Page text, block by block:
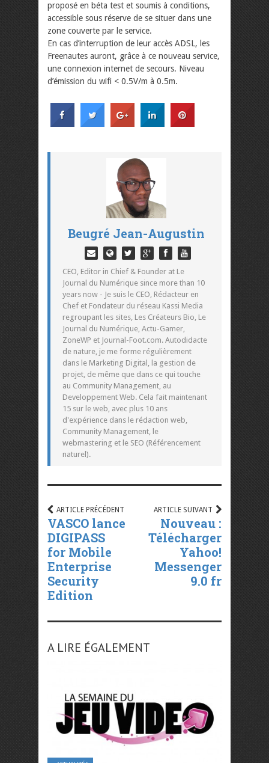
proposé en béta test et soumis à conditions,
accessible sous réserve de se situer dans une
zone couverte par le service.
En cas d’interruption de leur accès ADSL, les
Freenautes auront, grâce à ce nouveau service,
une connexion internet de secours. Niveau
d’émission du wifi < 0.5V/m à 0.5m.
Beugré Jean-Augustin
CEO, Editor in Chief & Founder at Le
Journal du Numérique since more than 10
years now - Je suis le CEO, Rédacteur en
Chef et Fondateur du réseau Kassi Media
regroupant les sites, Les Créateurs Bio, Le
Journal du Numérique, Actu-Gamer,
ZoneWP et Journal-Foot.com. Autodidacte
de nature, je me forme régulièrement
dans le Marketing Digital, la gestion de
projet, de même que dans ce qui touche
au Community Management, au
Developpement Web. Cela fait maintenant
15 sur le web, avec plus 10 ans
d'expérience dans le rédaction web,
Community Management, le
webmastering et le SEO (Référencement
naturel).
ARTICLE PRÉCÉDENT
VASCO lance
DIGIPASS
for Mobile
Enterprise
Security
Edition
ARTICLE SUIVANT
Nouveau :
Télécharger
Yahoo!
Messenger
9.0 fr
A LIRE ÉGALEMENT